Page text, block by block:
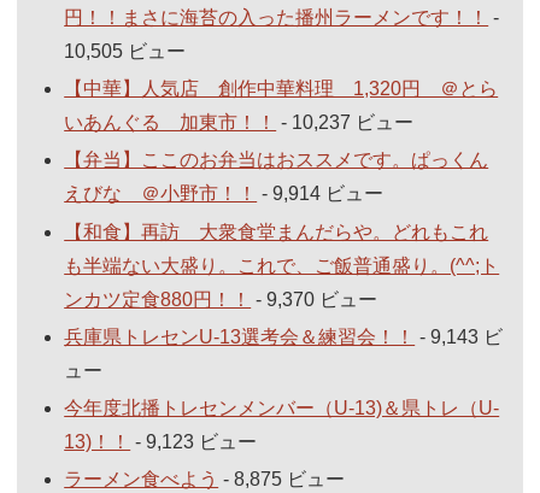
円！！まさに海苔の入った播州ラーメンです！！
-
10,505 ビュー
【中華】人気店 創作中華料理 1,320円 ＠とら
いあんぐる 加東市！！
- 10,237 ビュー
【弁当】ここのお弁当はおススメです。ぱっくん
えびな ＠小野市！！
- 9,914 ビュー
【和食】再訪 大衆食堂まんだらや。どれもこれ
も半端ない大盛り。これで、ご飯普通盛り。(^^;ト
ンカツ定食880円！！
- 9,370 ビュー
兵庫県トレセンU-13選考会＆練習会！！
- 9,143 ビ
ュー
今年度北播トレセンメンバー（U-13)＆県トレ（U-
13)！！
- 9,123 ビュー
ラーメン食べよう - 8,875 ビュー